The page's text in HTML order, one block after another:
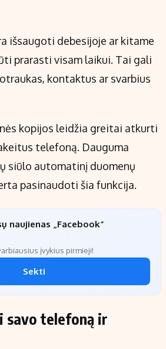
išsaugoti debesijoje ar kitame
prarasti visam laikui. Tai gali
kontaktus ar svarbius
kopijos leidžia greitai atkurti
telefoną. Dauguma
siūlo automatinį duomenų
pasinaudoti šia funkcija.
naujienas „Facebook“
įvykius pirmieji!
Sekti
savo telefoną ir